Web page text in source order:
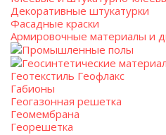
Декоративные штукатурки
Фасадные краски
Армировочные материалы и
Промышленные полы
Геосинтетические
Геотекстиль Геофлакс
Габионы
Геогазонная решетка
Геомембрана
Георешетка